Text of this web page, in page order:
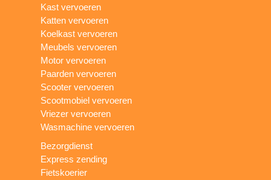
Kast vervoeren
Katten vervoeren
Koelkast vervoeren
Meubels vervoeren
Motor vervoeren
Paarden vervoeren
Scooter vervoeren
Scootmobiel vervoeren
Vriezer vervoeren
Wasmachine vervoeren
Bezorgdienst
Express zending
Fietskoerier